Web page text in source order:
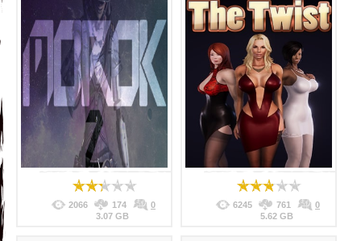
2066 174
0
3.07 GB
6245 761
0
5.62 GB